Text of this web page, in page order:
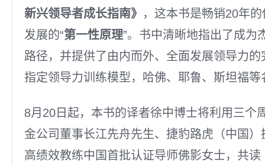
新兴领导者成长指南》 ，这本书是畅销20年
发展的“第一性原理”。书中清晰地指出了成为
路径，并提供了由内而外、全面发展领导力
指定领导力训练模型，哈佛、耶鲁、斯坦福等
8月20日起，本书的译者徐中博士将利用三个
金公司董事长江先舟先生、捷豹路虎（中国
高绩效教练中国首批认证导师佛影女士，共